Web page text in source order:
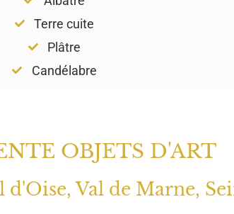
Terre cuite
Plâtre
Candélabre
OBJETS D'ART
d'Oise, Val de Marne,